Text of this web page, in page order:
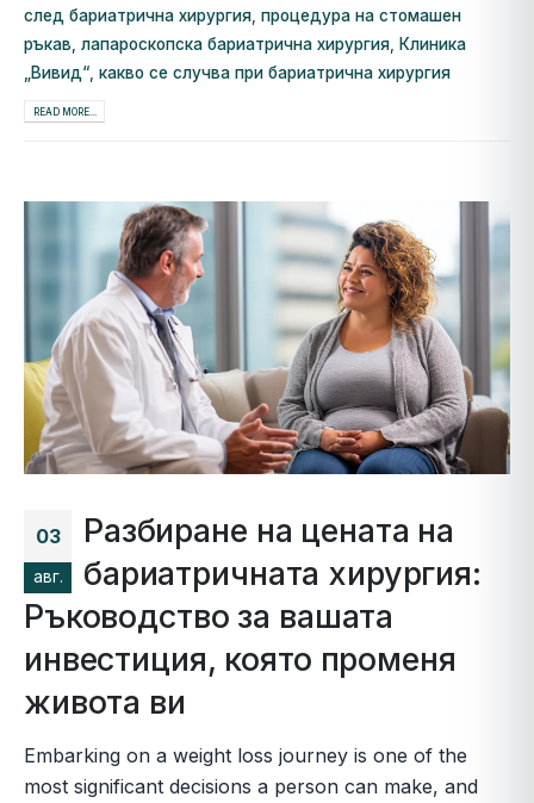
след бариатрична хирургия процедура на стомашен
ръкав лапароскопска бариатрична хирургия
Клиника
„Вивид“ какво се случва при бариатрична хирургия
READ MORE...
03
авг.
Разбиране на цената на
бариатричната хирургия:
Ръководство за вашата
инвестиция, която променя
живота ви
Embarking on a weight loss journey is one of the
most significant decisions a person can make, and